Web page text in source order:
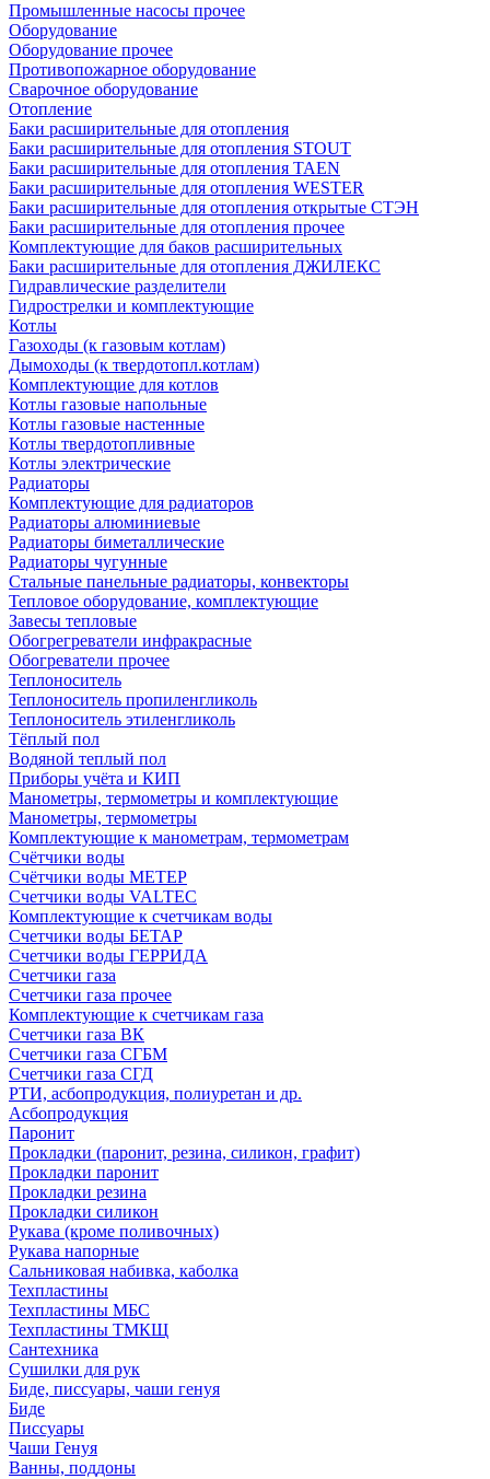
Промышленные насосы прочее
Оборудование
Оборудование прочее
Противопожарное оборудование
Сварочное оборудование
Отопление
Баки расширительные для отопления
Баки расширительные для отопления STOUT
Баки расширительные для отопления TAEN
Баки расширительные для отопления WESTER
Баки расширительные для отопления открытые СТЭН
Баки расширительные для отопления прочее
Комплектующие для баков расширительных
Баки расширительные для отопления ДЖИЛЕКС
Гидравлические разделители
Гидрострелки и комплектующие
Котлы
Газоходы (к газовым котлам)
Дымоходы (к твердотопл.котлам)
Комплектующие для котлов
Котлы газовые напольные
Котлы газовые настенные
Котлы твердотопливные
Котлы электрические
Радиаторы
Комплектующие для радиаторов
Радиаторы алюминиевые
Радиаторы биметаллические
Радиаторы чугунные
Стальные панельные радиаторы, конвекторы
Тепловое оборудование, комплектующие
Завесы тепловые
Обогрегреватели инфракрасные
Обогреватели прочее
Теплоноситель
Теплоноситель пропиленгликоль
Теплоноситель этиленгликоль
Тёплый пол
Водяной теплый пол
Приборы учёта и КИП
Манометры, термометры и комплектующие
Манометры, термометры
Комплектующие к манометрам, термометрам
Счётчики воды
Счётчики воды МЕТЕР
Счетчики воды VALTEC
Комплектующие к счетчикам воды
Счетчики воды БЕТАР
Счетчики воды ГЕРРИДА
Счетчики газа
Счетчики газа прочее
Комплектующие к счетчикам газа
Счетчики газа ВК
Счетчики газа СГБМ
Счетчики газа СГД
РТИ, асбопродукция, полиуретан и др.
Асбопродукция
Паронит
Прокладки (паронит, резина, силикон, графит)
Прокладки паронит
Прокладки резина
Прокладки силикон
Рукава (кроме поливочных)
Рукава напорные
Сальниковая набивка, каболка
Техпластины
Техпластины МБС
Техпластины ТМКЩ
Сантехника
Сушилки для рук
Биде, писсуары, чаши генуя
Биде
Писсуары
Чаши Генуя
Ванны, поддоны